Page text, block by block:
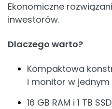
Ekonomiczne
inwestorów.
Dlaczego warto?
Kompaktowa
i monitor w jednym
16 GB RAM i 1 TB